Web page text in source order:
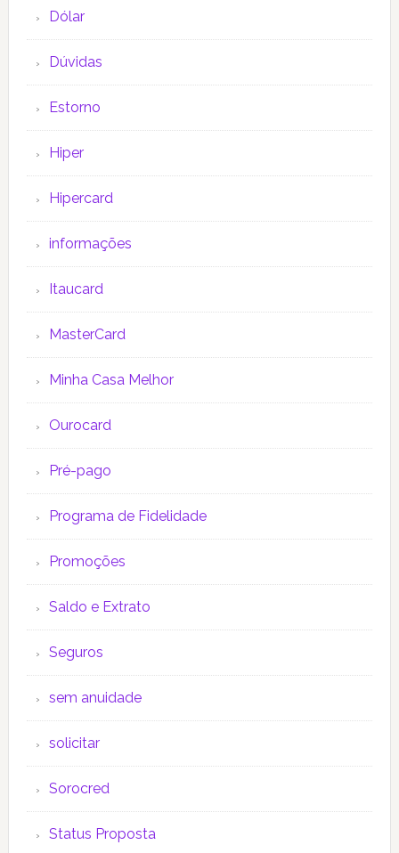
Dólar
Dúvidas
Estorno
Hiper
Hipercard
informações
Itaucard
MasterCard
Minha Casa Melhor
Ourocard
Pré-pago
Programa de Fidelidade
Promoções
Saldo e Extrato
Seguros
sem anuidade
solicitar
Sorocred
Status Proposta